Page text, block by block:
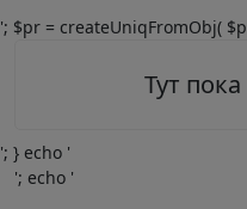
'; $pr = createUniqFromObj(
Тут
'; } echo '
'; echo '